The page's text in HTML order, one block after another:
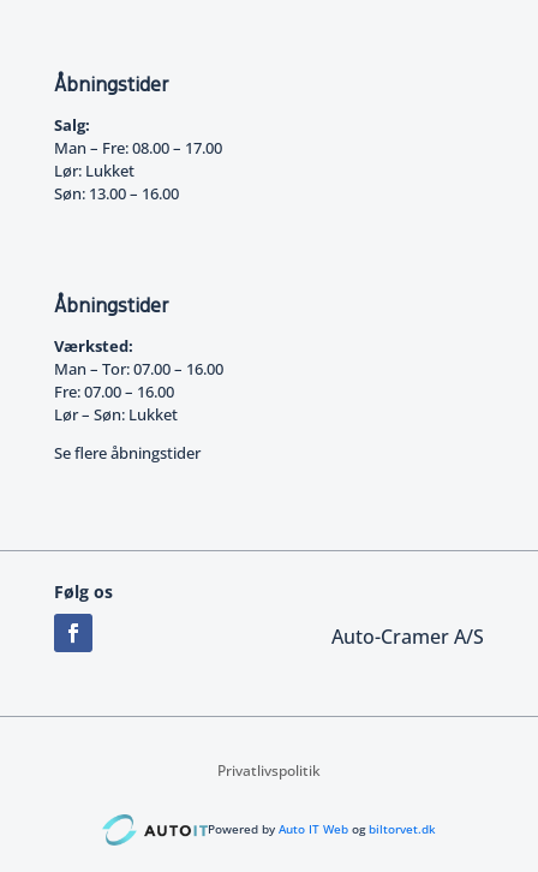
Åbningstider
Salg:
Man – Fre: 08.00 – 17.00
Lør: Lukket
Søn: 13.00 – 16.00
Åbningstider
Værksted:
Man – Tor: 07.00 – 16.00
Fre: 07.00 – 16.00
Lør – Søn: Lukket
Se flere åbningstider
Følg os
Auto-Cramer A/S
Powered by Auto IT Webogbiltorvet.dk
Privatlivspolitik